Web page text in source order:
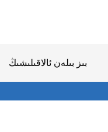
بىز بىلەن ئالاقىلىشىڭ